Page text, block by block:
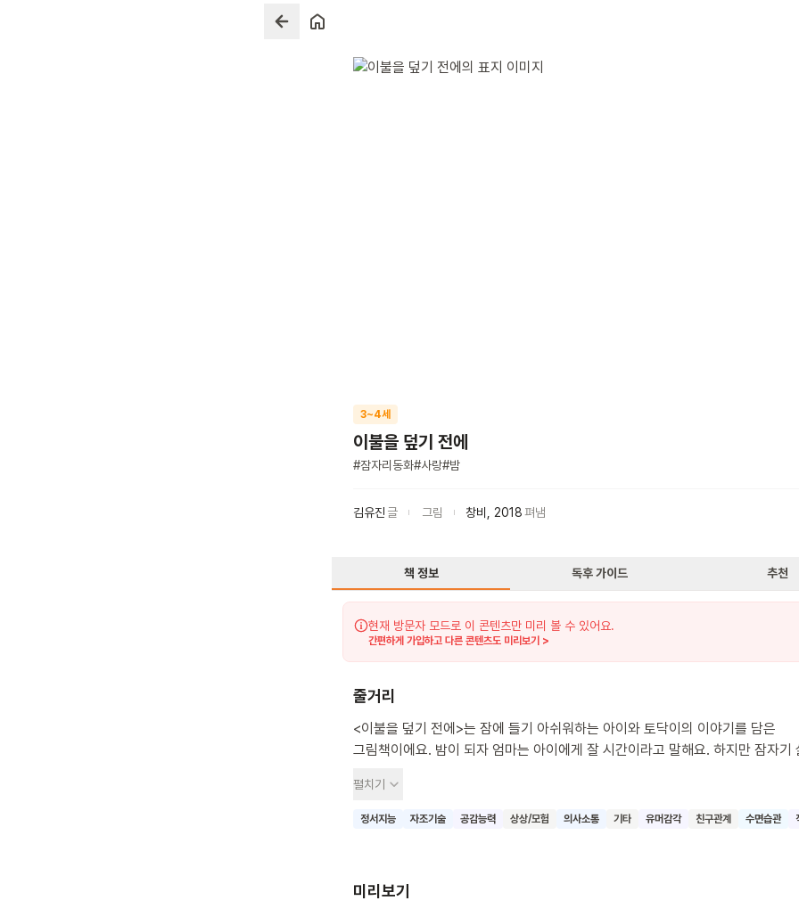
3~4세
이불을 덮기 전에
#잠자리동화#사랑#밤
김유진 글 그림 창비 2018펴냄
책 정보 독후 가이드 추천
현재 방문자 모드로 이 콘텐츠만 미리 볼 수 있어요.
간편하게 가입하고 다른 콘텐츠도 미리보기 >
줄거리
<이불을 덮기 전에>는 잠에 들기 아쉬워하는 아이와 토닥이의 이야기를 담은
그림책이에요. 밤이 되자 엄마는 아이에게 잘 시간이라고 말해요. 하지만 잠자기
마음을 알아주고 아이와 한바탕 놀아주어요. 이불을 덮기 전에, 아이의 마음에 공
주는 토닥이 덕에 아이는 오늘도 편안하고 행복하게 잠자리에 들어요. 사실 토닥
펼치기
정서지능 자조기술 공감능력 상상/모험 의사소통 기타 유머감각 친구관계 수면습관
미리보기